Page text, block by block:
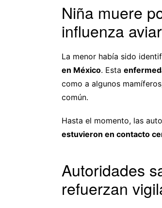
Niña muere
influenza
La menor había sido
en México. Esta
como a algunos
común.
Hasta el momento, las
estuvieron en contacto
Autoridades
refuerzan